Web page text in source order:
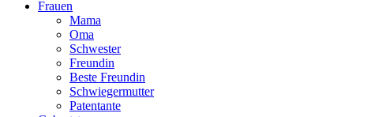
Frauen
Mama
Oma
Schwester
Freundin
Beste Freundin
Schwiegermutter
Patentante